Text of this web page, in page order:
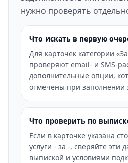
нужно проверять
Что искать в первую
Для карточек категории
проверяют email- и SMS-
дополнительные опции,
отмечены при заполнении
Что проверить по
Если в карточке указана
услуги - за -, сверяйте эти
выпиской и условиями